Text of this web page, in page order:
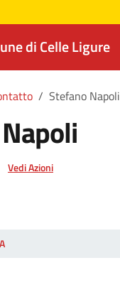
di Celle Ligure
Stefano Napoli
Vedi Azioni